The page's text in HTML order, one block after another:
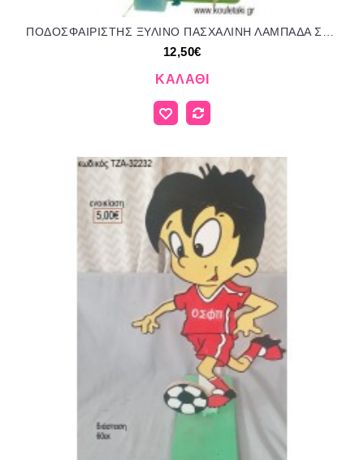
ΠΟΔΟΣΦΑΙΡΙΣΤΗΣ ΞΥΛΙΝΟ ΠΑΣΧΑΛΙΝΗ ΛΑΜΠΑΔΑ ΣΕ ΞΥΛΙΝΗ ΠΛΑΤΗ ΜΕ ΣΧΕΔΙΟ ΠΟΔΟΣΦΑΙΡΟ ΤΖΑ-01231 12.50€!!!
12,50€
ΚΑΛΆΘΙ